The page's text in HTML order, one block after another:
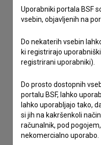
prijavljam napako
drugo
Uporabniki portala BSF
vsebin, objavljenih na
Do nekaterih vsebin
ki registrirajo
registrirani uporabniki).
Do prosto dostopnih
portalu BSF, lahko
lahko uporabljajo tako,
si jih na kakršenkoli
računalnik, pod
nekomercialno uporabo.